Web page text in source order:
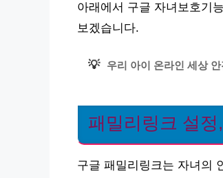
아래에서 구글 자녀보호기
보겠습니다.
💡 우리 아이 온라인 세상
패밀리링크 설
구글 패밀리링크는 자녀의